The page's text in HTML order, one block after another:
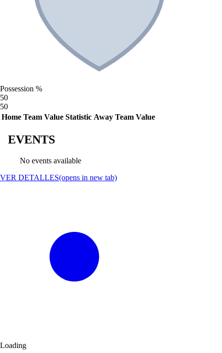
Possession %
50
50
Home Team Value Statistic Away Team Value
EVENTS
No events available
VER DETALLES(opens in new tab)
Loading